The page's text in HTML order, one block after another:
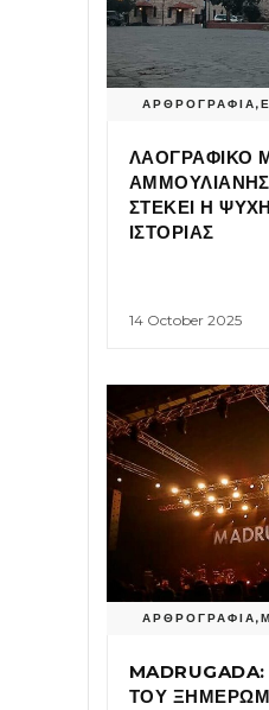
ΑΡΘΡΟΓΡΑΦΙΑ,
ΛΑΟΓΡΑΦΙΚΟ
ΣΤΕΚΕΙ Η
ΙΣΤΟΡΙΑΣ
14 October 2025
ΑΡΘΡΟΓΡΑΦΙΑ,
ΤΟΥ